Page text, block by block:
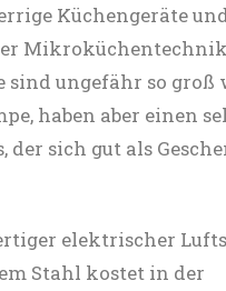
Küchengeräte
sind ungefähr so groß
haben aber einen
der sich gut als
elektrischer
Stahl kostet in der